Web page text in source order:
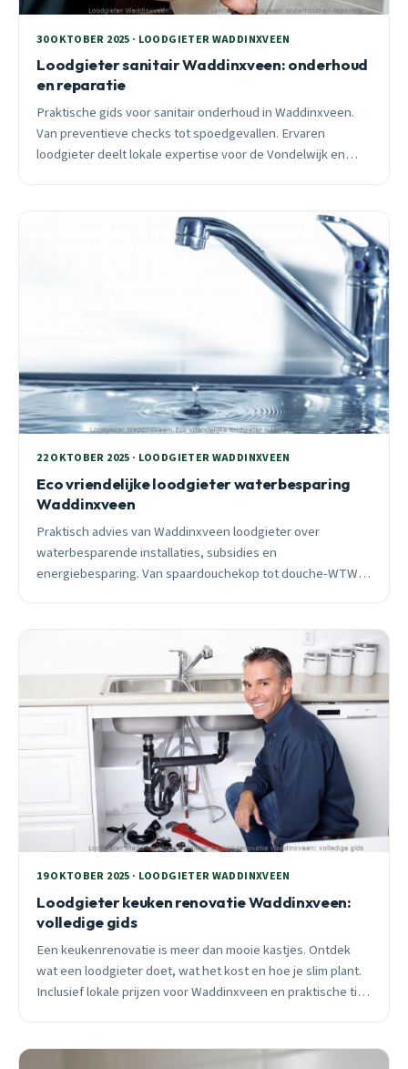
30 OKTOBER 2025 · LOODGIETER WADDINXVEEN
Loodgieter sanitair Waddinxveen: onderhoud
en reparatie
Praktische gids voor sanitair onderhoud in Waddinxveen.
Van preventieve checks tot spoedgevallen. Ervaren
loodgieter deelt lokale expertise voor de Vondelwijk en
22 OKTOBER 2025 · LOODGIETER WADDINXVEEN
Eco vriendelijke loodgieter waterbesparing
Waddinxveen
Praktisch advies van Waddinxveen loodgieter over
waterbesparende installaties, subsidies en
energiebesparing. Van spaardouchekop tot douche-WTW:
19 OKTOBER 2025 · LOODGIETER WADDINXVEEN
Loodgieter keuken renovatie Waddinxveen:
volledige gids
Een keukenrenovatie is meer dan mooie kastjes. Ontdek
wat een loodgieter doet, wat het kost en hoe je slim plant.
Inclusief lokale prijzen voor Waddinxveen en praktische tips